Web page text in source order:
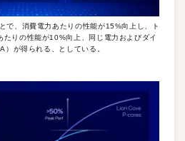
で、消費電力あたりの性能が15%向上し、ト
たりの性能が10%向上、同じ電力およびダイ
が得られる、としている。